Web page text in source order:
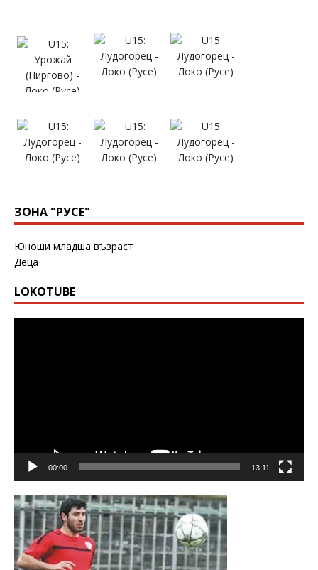
ЗОНА "РУСЕ"
Юноши младша възраст
Деца
LOKOTUBE
00:00 13:11